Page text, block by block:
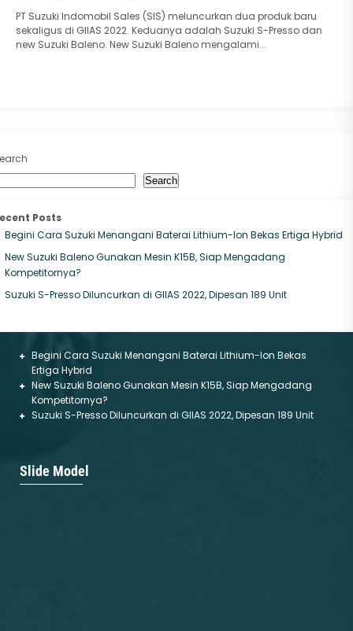
PT Suzuki Indomobil Sales (SIS) meluncurkan dua produk baru
sekaligus di GIIAS 2022. Keduanya adalah Suzuki S-Presso dan
new Suzuki Baleno. New Suzuki Baleno mengalami...
Search
Posts
Begini Cara Suzuki Menangani Baterai Lithium-Ion Bekas Ertiga Hybrid
New Suzuki Baleno Gunakan Mesin K15B, Siap Mengadang
Kompetitornya?
Suzuki S-Presso Diluncurkan di GIIAS 2022, Dipesan 189 Unit
Begini Cara Suzuki Menangani Baterai Lithium-Ion Bekas
Ertiga Hybrid
New Suzuki Baleno Gunakan Mesin K15B, Siap Mengadang
Kompetitornya?
Suzuki S-Presso Diluncurkan di GIIAS 2022, Dipesan 189 Unit
Slide Model
SPRESSO
Mulai :172.800.000